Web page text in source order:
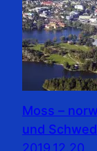
Moss –
und